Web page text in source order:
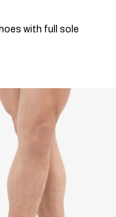
with full sole